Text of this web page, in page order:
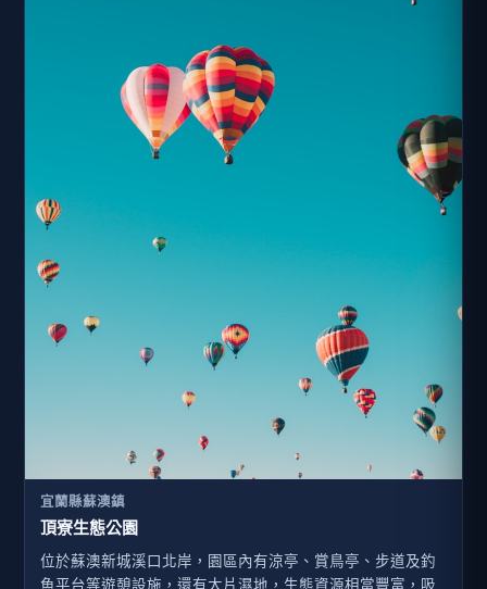
宜蘭縣蘇澳鎮
頂寮生態公園
位於蘇澳新城溪口北岸，園區內有涼亭、賞鳥亭、步道及釣
魚平台等遊憩設施，還有大片濕地，生態資源相當豐富，吸